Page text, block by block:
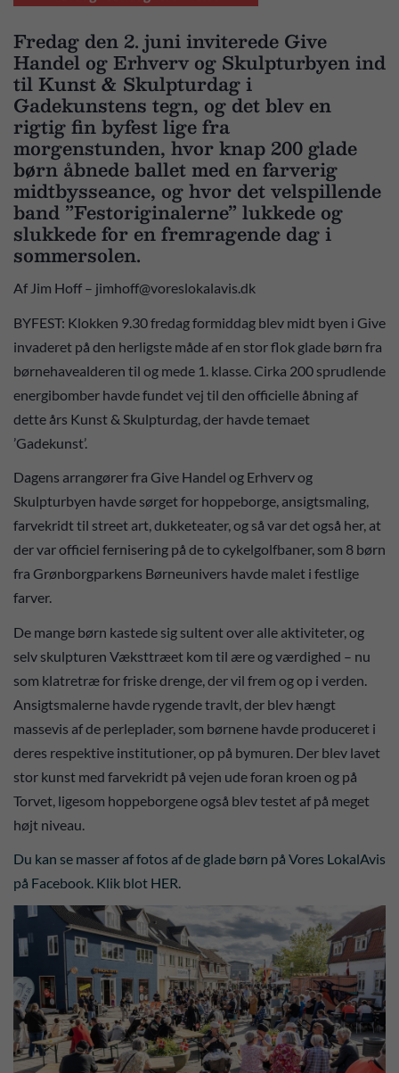
Fredag den 2. juni inviterede Give
Handel og Erhverv og Skulpturbyen ind
til Kunst & Skulpturdag i
Gadekunstens tegn, og det blev en
rigtig fin byfest lige fra
morgenstunden, hvor knap 200 glade
børn åbnede ballet med en farverig
midtbysseance, og hvor det velspillende
band ”Festoriginalerne” lukkede og
slukkede for en fremragende dag i
sommersolen.
Af Jim Hoff – jimhoff@voreslokalavis.dk
BYFEST: Klokken 9.30 fredag formiddag blev midt byen i Give
invaderet på den herligste måde af en stor flok glade børn fra
børnehavealderen til og mede 1. klasse. Cirka 200 sprudlende
energibomber havde fundet vej til den officielle åbning af
dette års Kunst & Skulpturdag, der havde temaet
’Gadekunst’.
Dagens arrangører fra Give Handel og Erhverv og
Skulpturbyen havde sørget for hoppeborge, ansigtsmaling,
farvekridt til street art, dukketeater, og så var det også her, at
der var officiel fernisering på de to cykelgolfbaner, som 8 børn
fra Grønborgparkens Børneunivers havde malet i festlige
farver.
De mange børn kastede sig sultent over alle aktiviteter, og
selv skulpturen Væksttræet kom til ære og værdighed – nu
som klatretræ for friske drenge, der vil frem og op i verden.
Ansigtsmalerne havde rygende travlt, der blev hængt
massevis af de perleplader, som børnene havde produceret i
deres respektive institutioner, op på bymuren. Der blev lavet
stor kunst med farvekridt på vejen ude foran kroen og på
Torvet, ligesom hoppeborgene også blev testet af på meget
højt niveau.
Du kan se masser af fotos af de glade børn på Vores LokalAvis
på Facebook. Klik blot HER.